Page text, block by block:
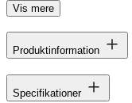
Vis mere
Produktinformation
Specifikationer